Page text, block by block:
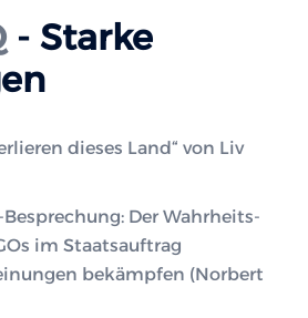
- Starke
dieses Land“ von Liv
Der Wahrheits-
im Staatsauftrag
bekämpfen (Norbert